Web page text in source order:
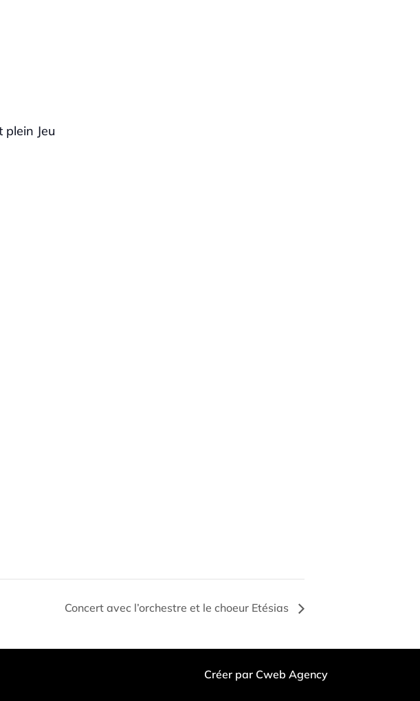
plein Jeu
Concert avec l’orchestre et le choeur Etésias
Créer par Cweb Agency